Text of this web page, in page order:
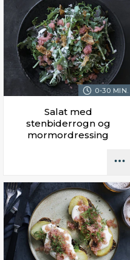
0-30 MIN.
Salat med
stenbiderrogn og
mormordressing